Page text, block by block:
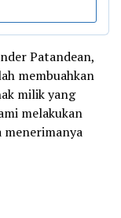
Patandean,
membuahkan
milik yang
melakukan
menerimanya